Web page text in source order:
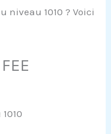
niveau 1010 ? Voici
FEE